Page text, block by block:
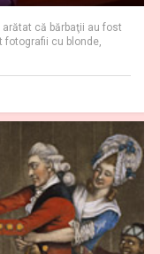
că bărbaţii au fost
fotografii cu blonde,